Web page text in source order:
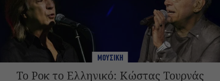
ΜΟΥΣΙΚΗ
Το Ροκ το Ελληνικό: Κώστας Τουρνάς